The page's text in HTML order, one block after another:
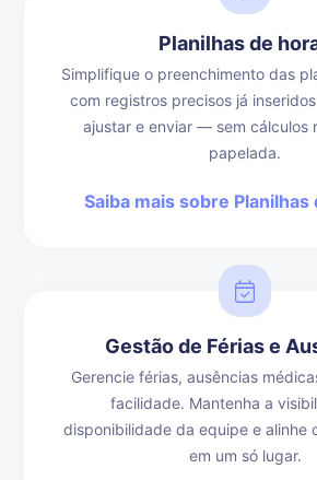
Planilhas de
Simplifique o preenchimento das
com registros precisos já
ajustar e enviar — sem cálculos
papelada.
Saiba mais sobre Planilhas
Gestão de Férias e
Gerencie férias, ausências
facilidade. Mantenha a
disponibilidade da equipe e alinhe
em um só lugar.